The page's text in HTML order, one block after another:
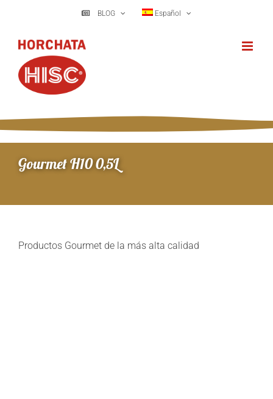
BLOG Español
Gourmet H10 0,5L
Productos Gourmet de la más alta calidad